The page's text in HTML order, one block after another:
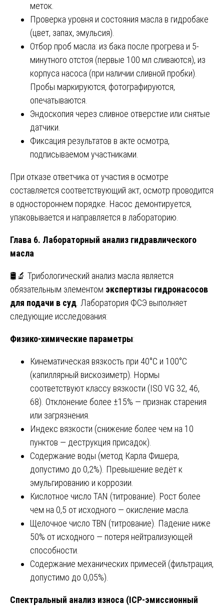
меток.
Проверка уровня и состояния масла в гидробаке
(цвет, запах, эмульсия).
Отбор проб масла: из бака после прогрева и 5-
минутного отстоя (первые 100 мл сливаются), из
корпуса насоса (при наличии сливной пробки).
Пробы маркируются, фотографируются,
опечатываются.
Эндоскопия через сливное отверстие или снятые
датчики.
Фиксация результатов в акте осмотра,
подписываемом участниками.
При отказе ответчика от участия в осмотре
составляется соответствующий акт, осмотр проводится
в одностороннем порядке. Насос демонтируется,
упаковывается и направляется в лабораторию.
Глава 6. Лабораторный анализ гидравлического
масла
🛢️🔬 Трибологический анализ масла является
обязательным элементом экспертизы гидронасосов
для подачи в суд. Лаборатория ФСЭ выполняет
следующие исследования:
Физико-химические параметры:
Кинематическая вязкость при 40°C и 100°C
(капиллярный вискозиметр). Нормы
соответствуют классу вязкости (ISO VG 32, 46,
68). Отклонение более ±15% — признак старения
или загрязнения.
Индекс вязкости (снижение более чем на 10
пунктов — деструкция присадок).
Содержание воды (метод Карла Фишера,
допустимо до 0,2%). Превышение ведёт к
эмульгированию и коррозии.
Кислотное число TAN (титрование). Рост более
чем на 0,5 от исходного — окисление масла.
Щелочное число TBN (титрование). Падение ниже
50% от исходного — потеря нейтрализующей
способности.
Содержание механических примесей (фильтрация,
допустимо до 0,05%).
Спектральный анализ износа (ICP-эмиссионный